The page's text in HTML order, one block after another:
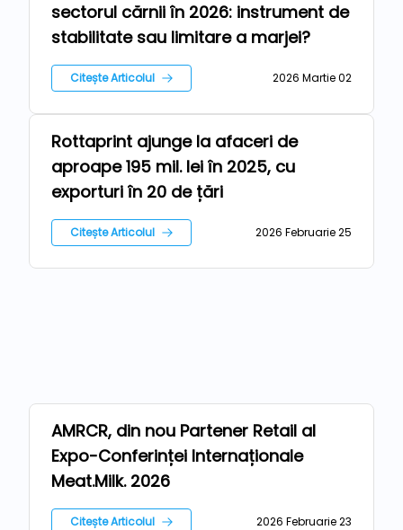
sectorul cărnii în 2026: instrument de
stabilitate sau limitare a marjei?
Citește Articolul 2026 Martie 02
Repere
Rottaprint ajunge la afaceri de
aproape 195 mil. lei în 2025, cu
exporturi în 20 de țări
Citește Articolul 2026 Februarie 25
Repere
AMRCR, din nou Partener Retail al
Expo-Conferinței Internaționale
Meat.Milk. 2026
Citește Articolul 2026 Februarie 23